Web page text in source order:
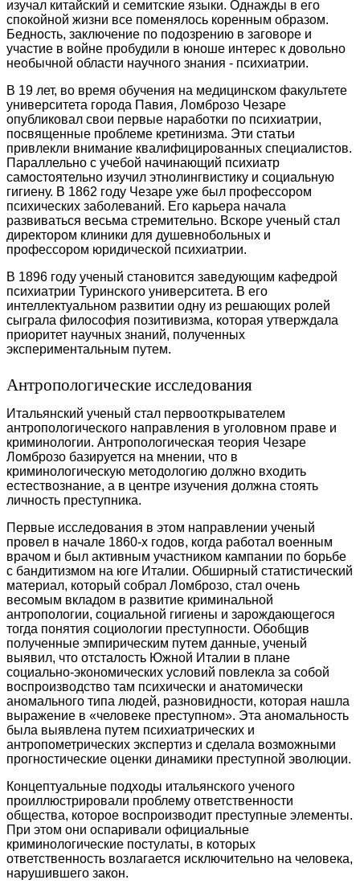
изучал китайский и семитские языки. Однажды в его
спокойной жизни все поменялось коренным образом.
Бедность, заключение по подозрению в заговоре и
участие в войне пробудили в юноше интерес к довольно
необычной области научного знания - психиатрии.
В 19 лет, во время обучения на медицинском факультете
университета города Павия, Ломброзо Чезаре
опубликовал свои первые наработки по психиатрии,
посвященные проблеме кретинизма. Эти статьи
привлекли внимание квалифицированных специалистов.
Параллельно с учебой начинающий психиатр
самостоятельно изучил этнолингвистику и социальную
гигиену. В 1862 году Чезаре уже был профессором
психических заболеваний. Его карьера начала
развиваться весьма стремительно. Вскоре ученый стал
директором клиники для душевнобольных и
профессором юридической психиатрии.
В 1896 году ученый становится заведующим кафедрой
психиатрии Туринского университета. В его
интеллектуальном развитии одну из решающих ролей
сыграла философия позитивизма, которая утверждала
приоритет научных знаний, полученных
экспериментальным путем.
Антропологические исследования
Итальянский ученый стал первооткрывателем
антропологического направления в уголовном праве и
криминологии. Антропологическая теория Чезаре
Ломброзо базируется на мнении, что в
криминологическую методологию должно входить
естествознание, а в центре изучения должна стоять
личность преступника.
Первые исследования в этом направлении ученый
провел в начале 1860-х годов, когда работал военным
врачом и был активным участником кампании по борьбе
с бандитизмом на юге Италии. Обширный статистический
материал, который собрал Ломброзо, стал очень
весомым вкладом в развитие криминальной
антропологии, социальной гигиены и зарождающегося
тогда понятия социологии преступности. Обобщив
полученные эмпирическим путем данные, ученый
выявил, что отсталость Южной Италии в плане
социально-экономических условий повлекла за собой
воспроизводство там психически и анатомически
аномального типа людей, разновидности, которая нашла
выражение в «человеке преступном». Эта аномальность
была выявлена путем психиатрических и
антропометрических экспертиз и сделала возможными
прогностические оценки динамики преступной эволюции.
Концептуальные подходы итальянского ученого
проиллюстрировали проблему ответственности
общества, которое воспроизводит преступные элементы.
При этом они оспаривали официальные
криминологические постулаты, в которых
ответственность возлагается исключительно на человека,
нарушившего закон.